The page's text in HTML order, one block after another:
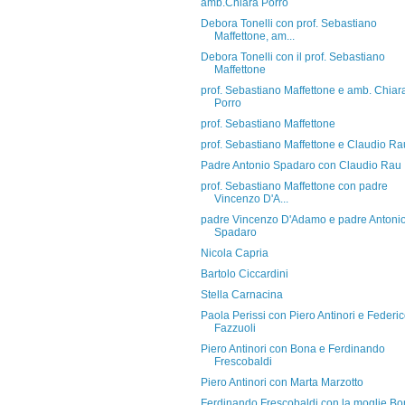
amb.Chiara Porro
Debora Tonelli con prof. Sebastiano
Maffettone, am...
Debora Tonelli con il prof. Sebastiano
Maffettone
prof. Sebastiano Maffettone e amb.
Porro
prof. Sebastiano Maffettone
prof. Sebastiano Maffettone e Claudio
Padre Antonio Spadaro con Claudio Rau
prof. Sebastiano Maffettone con padre
Vincenzo D'A...
padre Vincenzo D'Adamo e padre
Spadaro
Nicola Capria
Bartolo Ciccardini
Stella Carnacina
Paola Perissi con Piero Antinori e
Fazzuoli
Piero Antinori con Bona e Ferdinando
Frescobaldi
Piero Antinori con Marta Marzotto